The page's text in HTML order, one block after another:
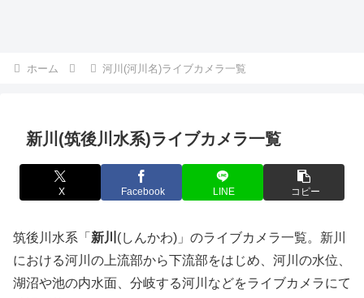
ホーム 河川(河川名)ライブカメラ一覧
新川(筑後川水系)ライブカメラ一覧
X Facebook LINE コピー
筑後川水系「 新川 (しんかわ)」のライブカメラ一覧。新川
における河川の上流部から下流部をはじめ、河川の水位、
湖沼や池の内水面、分岐する河川などをライブカメラにて